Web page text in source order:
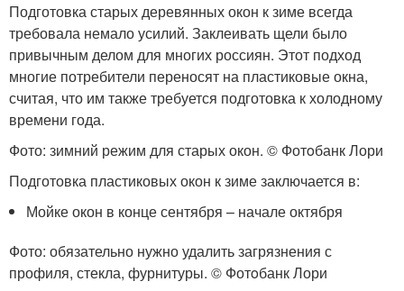
Подготовка старых деревянных окон к зиме всегда
требовала немало усилий. Заклеивать щели было
привычным делом для многих россиян. Этот подход
многие потребители переносят на пластиковые окна,
считая, что им также требуется подготовка к холодному
времени года.
Фото: зимний режим для старых окон. © Фотoбанк Лори
Подготовка пластиковых окон к зиме заключается в:
Мойке окон в конце сентября – начале октября
Фото: обязательно нужно удалить загрязнения с
профиля, стекла, фурнитуры. © Фотoбанк Лори